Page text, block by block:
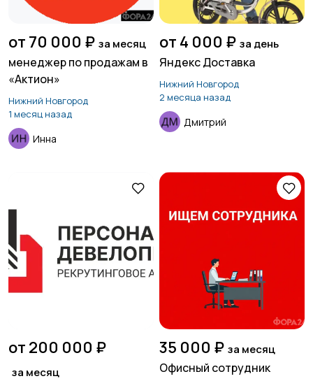
от 70 000 ₽ за месяц
менеджер по продажам в
«Актион»
Нижний Новгород
1 месяц назад
Инна
от 4 000 ₽ за день
Яндекс Доставка
Нижний Новгород
2 месяца назад
Дмитрий
от 200 000 ₽
за месяц
35 000 ₽ за месяц
Офисный сотрудник